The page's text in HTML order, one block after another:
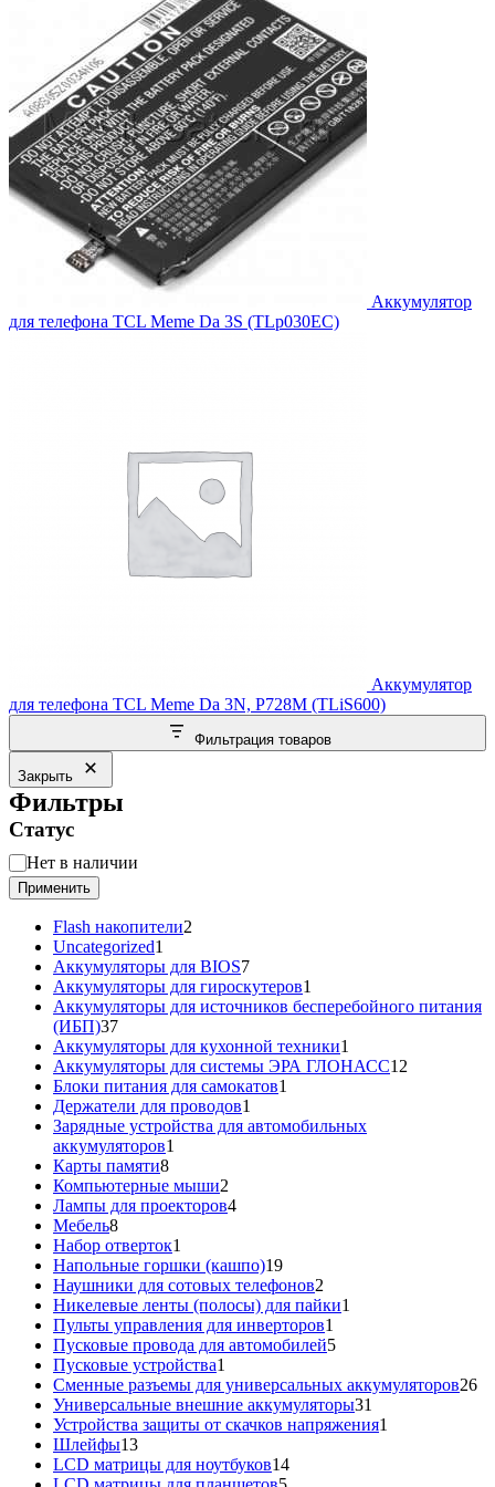
Аккумулятор
для телефона TCL Meme Da 3S (TLp030EC)
Аккумулятор
для телефона TCL Meme Da 3N, P728M (TLiS600)
Фильтрация товаров
Закрыть
Фильтры
Статус
Статус
Нет в наличии
Применить
Flash накопители2
Uncategorized1
товар
Аккумуляторы для BIOS77
товаров
Аккумуляторы для гироскутеров1
товар
Аккумуляторы для источников бесперебойного питания
(ИБП)3737
товаров
Аккумуляторы для кухонной техники1
товар
Аккумуляторы для системы ЭРА ГЛОНАСС12
Блоки питания для самокатов1
Держатели для проводов1
товар
Зарядные устройства для автомобильных
аккумуляторов1
Карты памяти88
товаров
Компьютерные мыши2
товара
Лампы для проекторов44
Мебель88
товаров
Набор отверток1
товар
Напольные горшки (кашпо)1919
товаров
Наушники для сотовых телефонов2
товара
Никелевые ленты (полосы) для пайки1
Пульты управления для инверторов1
товар
Пусковые провода для автомобилей55
Пусковые устройства1
товар
Сменные разъемы для универсальных аккумуляторов2626
Универсальные внешние аккумуляторы31
товар
Устройства защиты от скачков напряжения1
Шлейфы1313
товаров
LCD матрицы для ноутбуков1414